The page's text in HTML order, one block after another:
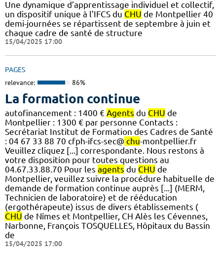
Une dynamique d’apprentissage individuel et collectif,
un dispositif unique à l’IFCS du CHU de Montpellier 40
demi-journées se répartissent de septembre à juin et
chaque cadre de santé de structure
15/04/2025 17:00
PAGES
relevance: 86%
La formation continue
autofinancement : 1400 € Agents du CHU de
Montpellier : 1300 € par personne Contacts :
Secrétariat Institut de Formation des Cadres de Santé
: 04 67 33 88 70 cfph-ifcs-sec@ chu-montpellier.fr
Veuillez cliquez [...] correspondante. Nous restons à
votre disposition pour toutes questions au
04.67.33.88.70 Pour les agents du CHU de
Montpellier, veuillez suivre la procédure habituelle de
demande de formation continue auprès [...] (MERM,
Technicien de laboratoire) et de rééducation
(ergothérapeute) issus de divers établissements (
CHU de Nîmes et Montpellier, CH Alès les Cévennes,
Narbonne, François TOSQUELLES, Hôpitaux du Bassin
de
15/04/2025 17:00